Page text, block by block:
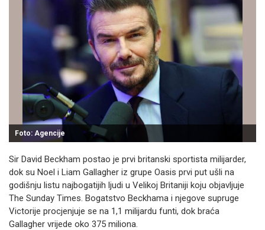
Foto: Agencije
Sir David Beckham postao je prvi britanski sportista milijarder,
dok su Noel i Liam Gallagher iz grupe Oasis prvi put ušli na
godišnju listu najbogatijih ljudi u Velikoj Britaniji koju objavljuje
The Sunday Times. Bogatstvo Beckhama i njegove supruge
Victorije procjenjuje se na 1,1 milijardu funti, dok braća
Gallagher vrijede oko 375 miliona.